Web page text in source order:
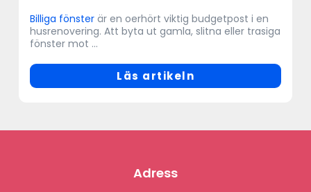
Billiga fönster är en oerhört viktig budgetpost i en
husrenovering. Att byta ut gamla, slitna eller trasiga
fönster mot ...
Läs artikeln
Adress